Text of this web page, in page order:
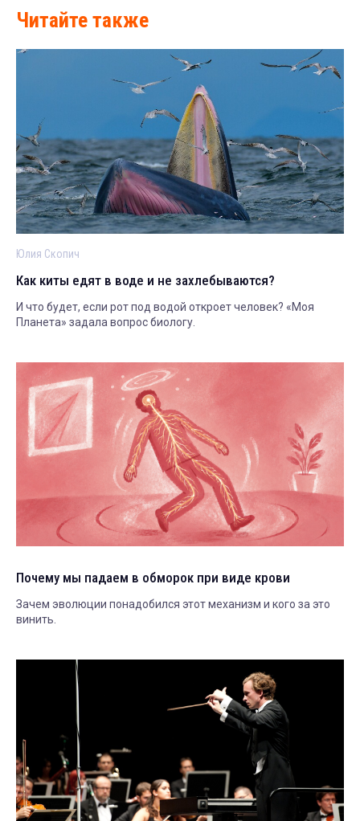
Читайте также
Юлия Скопич
Как киты едят в воде и не захлебываются?
И что будет, если рот под водой откроет человек? «Моя
Планета» задала вопрос биологу.
Почему мы падаем в обморок при виде крови
Зачем эволюции понадобился этот механизм и кого за это
винить.